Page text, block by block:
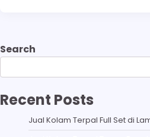
Search
Recent Posts
Jual Kolam Terpal Full Set di